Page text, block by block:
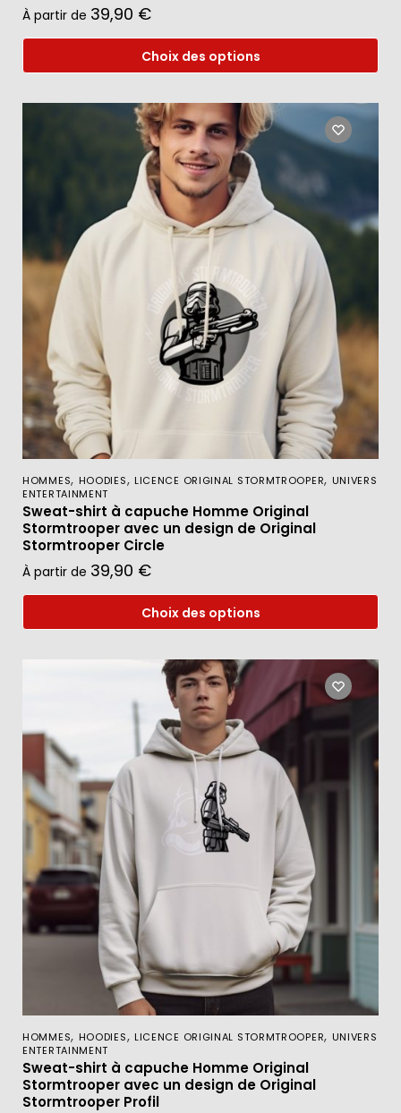
À partir de 39,90 €
Choix des options
HOMMES, HOODIES, LICENCE ORIGINAL STORMTROOPER, UNIVERS
ENTERTAINMENT
Sweat-shirt à capuche Homme Original
Stormtrooper avec un design de Original
Stormtrooper Circle
À partir de 39,90 €
Choix des options
HOMMES, HOODIES, LICENCE ORIGINAL STORMTROOPER, UNIVERS
ENTERTAINMENT
Sweat-shirt à capuche Homme Original
Stormtrooper avec un design de Original
Stormtrooper Profil